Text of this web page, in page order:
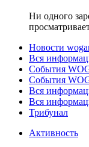
Ни одного
Новости
Вся
События
События
Вся
Вся
Трибунал
Активность